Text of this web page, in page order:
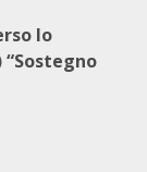
lo
“Sostegno